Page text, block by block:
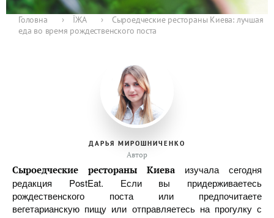
Головна › ЇЖА ›
Сыроедческие рестораны Киева: лучшая
еда во время рождественского поста
ДАРЬЯ МИРОШНИЧЕНКО
Автор
Сыроедческие рестораны Киеваизучала сегодня
редакция PostEat. Если вы придерживаетесь
рождественского поста или предпочитаете
вегетарианскую пищу или отправляетесь на прогулку с